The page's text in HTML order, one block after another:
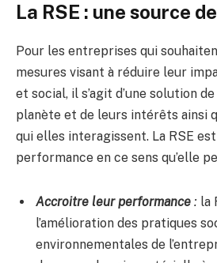
La RSE : une source
Pour les entreprises qui
mesures visant à réduire leur
et social, il s’agit d’une solution
planète et de leurs intérêts ainsi
qui elles interagissent. La RSE
performance en ce sens qu’elle
Accroitre leur performance : la
l’amélioration des pratiques
environnementales de